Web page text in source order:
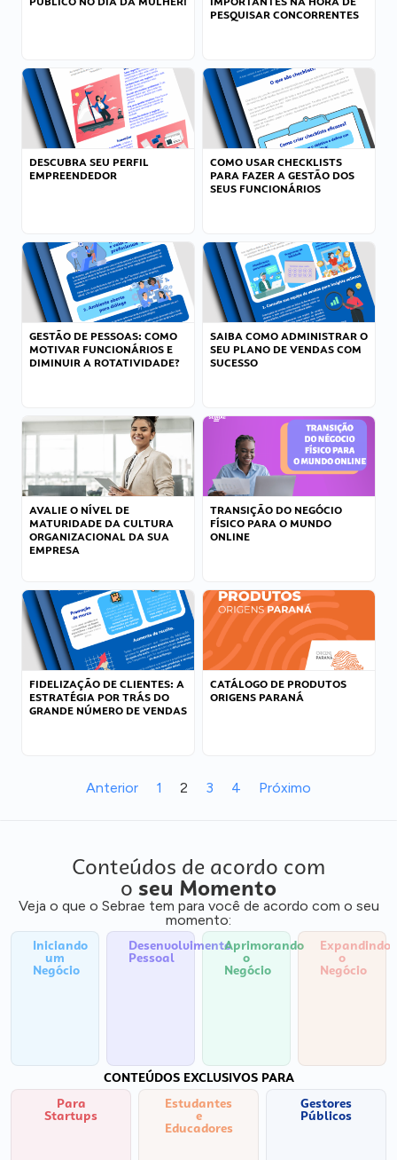
PESQUISAR CONCORRENTES
DESCUBRA SEU PERFIL
EMPREENDEDOR
COMO USAR CHECKLISTS
PARA FAZER A GESTÃO DOS
SEUS FUNCIONÁRIOS
GESTÃO DE PESSOAS: COMO
MOTIVAR FUNCIONÁRIOS E
DIMINUIR A ROTATIVIDADE?
SAIBA COMO ADMINISTRAR O
SEU PLANO DE VENDAS COM
SUCESSO
AVALIE O NÍVEL DE
MATURIDADE DA CULTURA
ORGANIZACIONAL DA SUA
EMPRESA
TRANSIÇÃO DO NEGÓCIO
FÍSICO PARA O MUNDO
ONLINE
FIDELIZAÇÃO DE CLIENTES: A
ESTRATÉGIA POR TRÁS DO
GRANDE NÚMERO DE VENDAS
CATÁLOGO DE PRODUTOS
ORIGENS PARANÁ
Anterior 1 2 3 4 Próximo
Conteúdos de acordo com
o seu Momento
Veja o que o Sebrae tem para você de acordo com o seu
momento:
Iniciando
um
Negócio
Desenvolvimento
Pessoal
Aprimorando
o
Negócio
Expandindo
o
Negócio
CONTEÚDOS EXCLUSIVOS PARA
Para
Startups
Estudantes
e
Educadores
Gestores
Públicos